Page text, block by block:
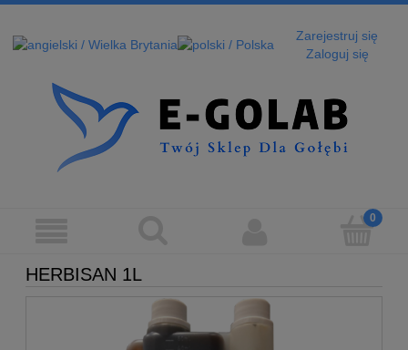
Zarejestruj się
Zaloguj się
HERBISAN 1L